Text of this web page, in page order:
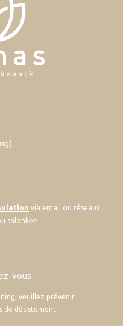
via email ou réseaux
salonkee
vous
veuillez prévenir
de désistement.